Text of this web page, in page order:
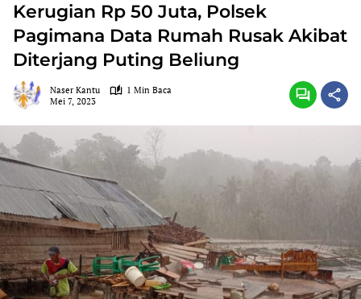
Kerugian Rp 50 Juta, Polsek
Pagimana Data Rumah Rusak Akibat
Diterjang Puting Beliung
Naser Kantu
1 Min Baca
Mei 7, 2023